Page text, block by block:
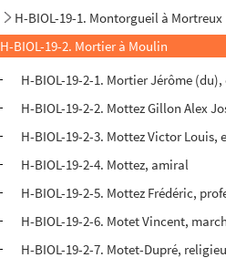
H-BIOL-19-1. Montorgueil à Mortreux
H-BIOL-19-2. Mortier à Moulin
H-BIOL-19-2-1. Mortier Jérôme
H-BIOL-19-2-2. Mottez Gillon Alex
H-BIOL-19-2-3. Mottez Victor Louis,
H-BIOL-19-2-4. Mottez, amiral
H-BIOL-19-2-5. Mottez Frédéric,
H-BIOL-19-2-6. Motet Vincent,
H-BIOL-19-2-7. Motet-Dupré,